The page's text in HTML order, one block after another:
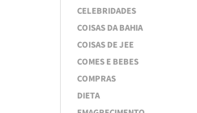
CELEBRIDADES
COISAS DA BAHIA
COISAS DE JEE
COMES E BEBES
COMPRAS
DIETA